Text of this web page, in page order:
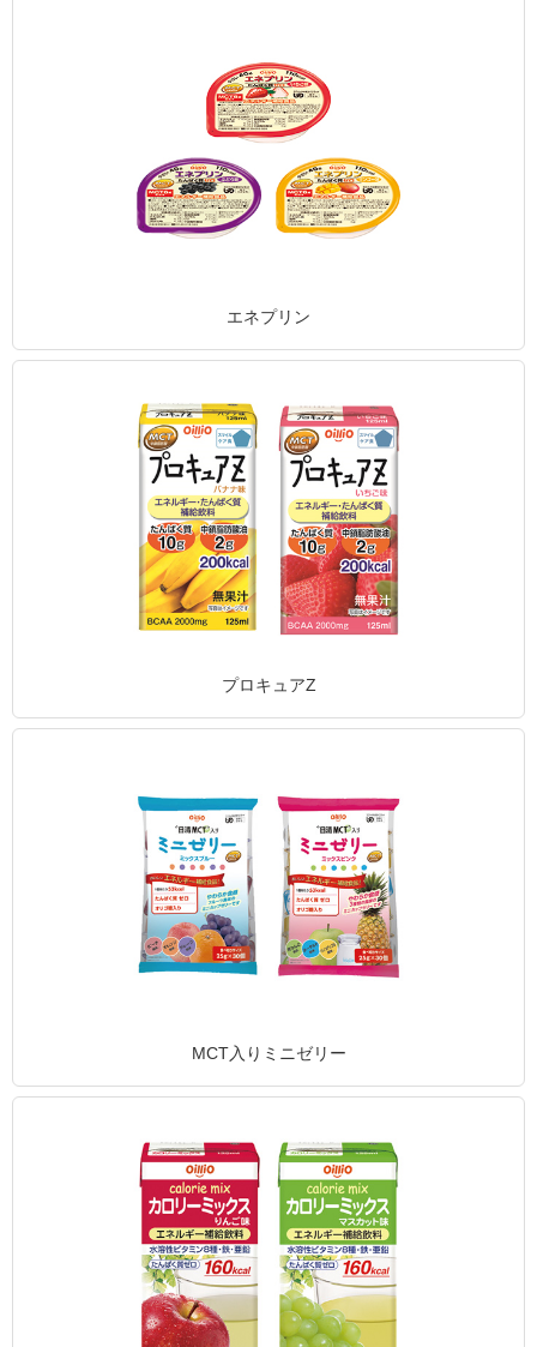
エネプリン
プロキュアZ
MCT入りミニゼリー